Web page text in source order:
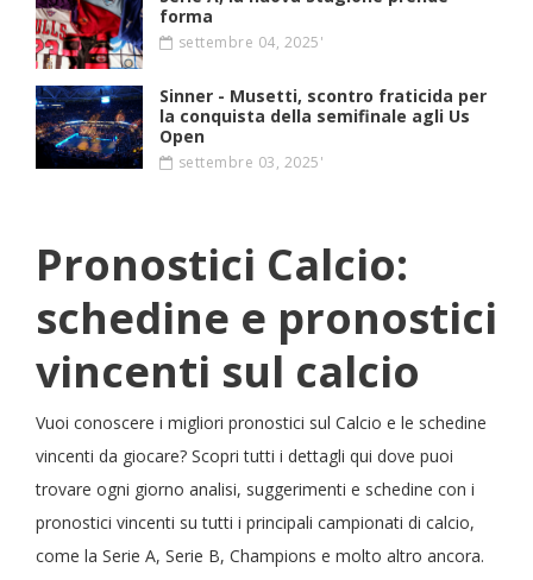
forma
settembre 04, 2025'
Sinner - Musetti, scontro fraticida per
la conquista della semifinale agli Us
Open
settembre 03, 2025'
Pronostici Calcio:
schedine e pronostici
vincenti sul calcio
Vuoi conoscere i migliori pronostici sul Calcio e le schedine
vincenti da giocare? Scopri tutti i dettagli qui dove puoi
trovare ogni giorno analisi, suggerimenti e schedine con i
pronostici vincenti su tutti i principali campionati di calcio,
come la Serie A, Serie B, Champions e molto altro ancora.